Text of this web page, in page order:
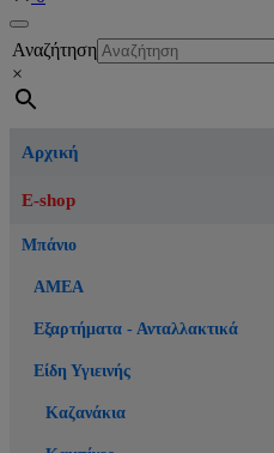
Μενού
πλοήγησης
Αναζήτηση
×
Αρχική
E-shop
Μπάνιο
ΑΜΕΑ
Εξαρτήματα - Ανταλλακτικά
Είδη Υγιεινής
Καζανάκια